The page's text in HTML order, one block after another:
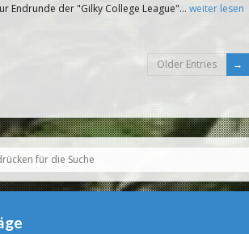
Niederlage
Endrunde der "Gilky College League"... weiter lesen
Older Entries